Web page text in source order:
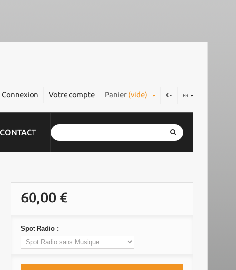
FR
€
Panier (vide)
Votre compte
Connexion
CONTACT
60,00 €
Spot Radio :